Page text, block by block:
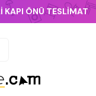
KAPI ÖNÜ TESLİMAT